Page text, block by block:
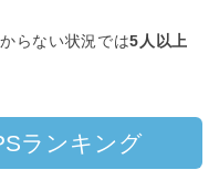
らない状況では5人以上
ランキング